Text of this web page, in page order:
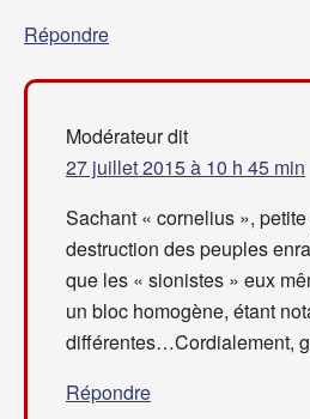
Répondre
Modérateurdit
27 juillet 2015 à 10 h 45 min
Sachant « cornelius »,
destruction des peuples
que les « sionistes » eux
un bloc homogène, étant
différentes…Cordialement,
Répondre